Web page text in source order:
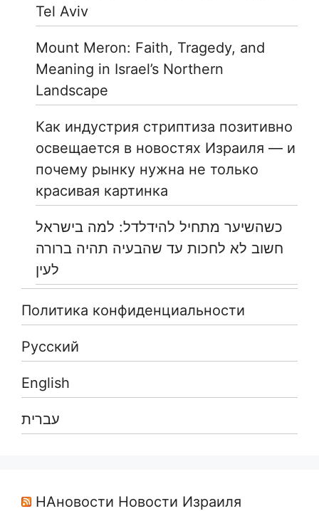
Tel Aviv
Mount Meron: Faith, Tragedy, and
Meaning in Israel’s Northern
Landscape
Как индустрия стриптиза позитивно
освещается в новостях Израиля — и
почему рынку нужна не только
красивая картинка
כשהשיער מתחיל להידלדל: למה בישראל
חשוב לא לחכות עד שהבעיה תהיה ברורה
לעין
Политика конфиденциальности
Русский
English
עברית
НАновости Новости Израиля